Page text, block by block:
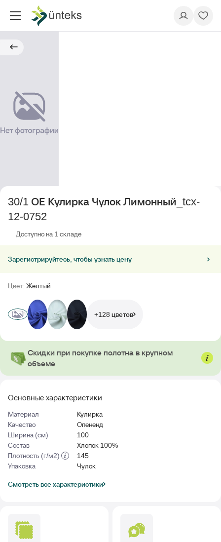
Основные характеристики
Материал
Кулирка
Качество
Опененд
Ширина (см)
100
Состав
Хлопок 100%
Плотность (г/м2)
145
Упаковка
Чулок
Смотреть все характеристики
30/1 ОЕ Кулирка Чулок Лимонный_tcx-
12-0752
Доступно на 1 складе
Зарегистрируйтесь, чтобы узнать цену
Цвет: Желтый
+128 цветов
Скидки при покупке полотна в крупном
объеме